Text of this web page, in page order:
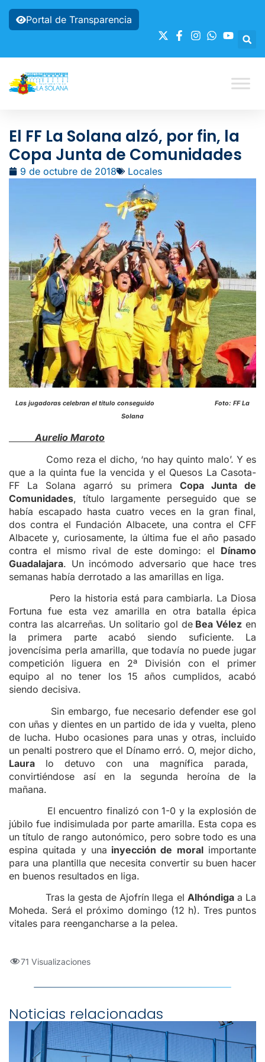
Portal de Transparencia
El FF La Solana alzó, por fin, la
Copa Junta de Comunidades
9 de octubre de 2018 Locales
Las jugadoras celebran el título conseguido Foto: FF La
Solana
Aurelio Maroto
Como reza el dicho, ‘no hay quinto malo’. Y es
que a la quinta fue la vencida y el Quesos La Casota-
FF La Solana agarró su primeraCopa Junta de
Comunidades, título largamente perseguido que se
había escapado hasta cuatro veces en la gran final,
dos contra el Fundación Albacete, una contra el CFF
Albacete y, curiosamente, la última fue el año pasado
contra el mismo rival de este domingo: el Dínamo
Guadalajara. Un incómodo adversario que hace tres
semanas había derrotado a las amarillas en liga.
Pero la historia está para cambiarla. La Diosa
Fortuna fue esta vez amarilla en otra batalla épica
contra las alcarreñas. Un solitario gol deBea Vélez en
la primera parte acabó siendo suficiente. La
jovencísima perla amarilla, que todavía no puede jugar
competición liguera en 2ª División con el primer
equipo al no tener los 15 años cumplidos, acabó
siendo decisiva.
Sin embargo, fue necesario defender ese gol
con uñas y dientes en un partido de ida y vuelta, pleno
de lucha. Hubo ocasiones para unas y otras, incluido
un penalti postrero que el Dínamo erró. O, mejor dicho,
Laura lo detuvo con una magnífica parada,
convirtiéndose así en la segunda heroína de la
mañana.
El encuentro finalizó con 1-0 y la explosión de
júbilo fue indisimulada por parte amarilla. Esta copa es
un título de rango autonómico, pero sobre todo es una
espina quitada y una inyección de moralimportante
para una plantilla que necesita convertir su buen hacer
en buenos resultados en liga.
Tras la gesta de Ajofrín llega el Alhóndigaa La
Moheda. Será el próximo domingo (12 h). Tres puntos
vitales para reengancharse a la pelea.
71 Visualizaciones
Noticias relacionadas